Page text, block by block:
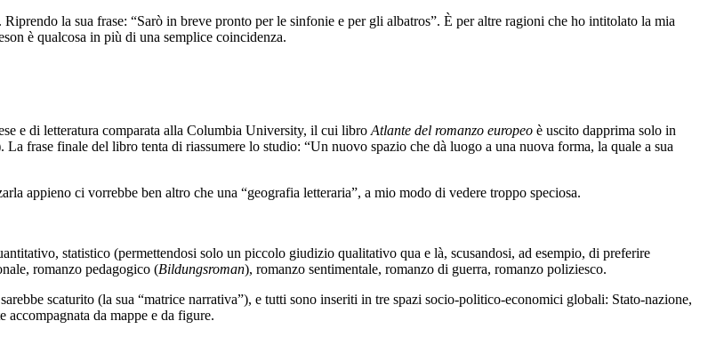
la sua frase: “Sarò in breve pronto per le sinfonie e per gli albatros”. È per altre ragioni che ho intitolato la mia
è qualcosa in più di una semplice coincidenza.
e di letteratura comparata alla Columbia University, il cui libroAtlante del romanzo europeo è uscito dapprima solo in
frase finale del libro tenta di riassumere lo studio: “Un nuovo spazio che dà luogo a una nuova forma, la quale a sua
appieno ci vorrebbe ben altro che una “geografia letteraria”, a mio modo di vedere troppo speciosa.
statistico (permettendosi solo un piccolo giudizio qualitativo qua e là, scusandosi, ad esempio, di preferire
romanzo pedagogico (Bildungsroman), romanzo sentimentale, romanzo di guerra, romanzo poliziesco.
scaturito (la sua “matrice narrativa”), e tutti sono inseriti in tre spazi socio-politico-economici globali: Stato-nazione,
da mappe e da figure.